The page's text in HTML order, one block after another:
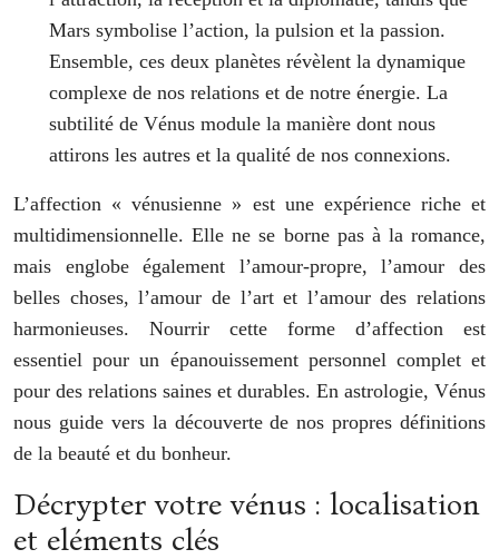
Mars symbolise l’action, la pulsion et la passion.
Ensemble, ces deux planètes révèlent la dynamique
complexe de nos relations et de notre énergie. La
subtilité de Vénus module la manière dont nous
attirons les autres et la qualité de nos connexions.
L’affection « vénusienne » est une expérience riche et
multidimensionnelle. Elle ne se borne pas à la romance,
mais englobe également l’amour-propre, l’amour des
belles choses, l’amour de l’art et l’amour des relations
harmonieuses. Nourrir cette forme d’affection est
essentiel pour un épanouissement personnel complet et
pour des relations saines et durables. En astrologie, Vénus
nous guide vers la découverte de nos propres définitions
de la beauté et du bonheur.
Décrypter votre vénus : localisation
et eléments clés